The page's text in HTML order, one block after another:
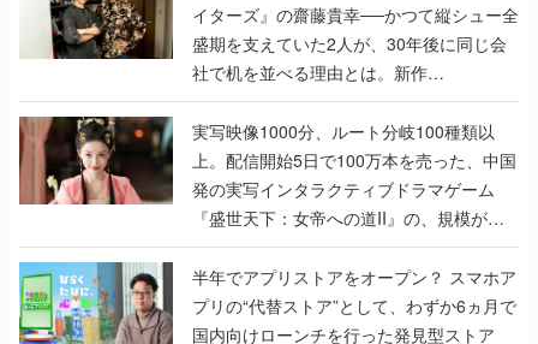
イターズ』の齋藤貴幸──かつて縦シュー全
盛期を支えていた2人が、30年後に同じ会
社で机を並べる理由とは。新作
『TATSUJIN EXTREME』で初タッグを組
んだレジェンド2人に訊く開発秘話
実写映像1000分、ルート分岐100種類以
上。配信開始5日で100万本を売った、中国
発の実写インタラクティブドラマゲーム
『盛世天下：女帝への道II』の、規模が違
うこだわりをプロデューサーに聞いた
半年でアプリストアをオープン？ スマホア
プリの“代替ストア”として、わずか6ヵ月で
国内向けローンチを行った発見型ストア